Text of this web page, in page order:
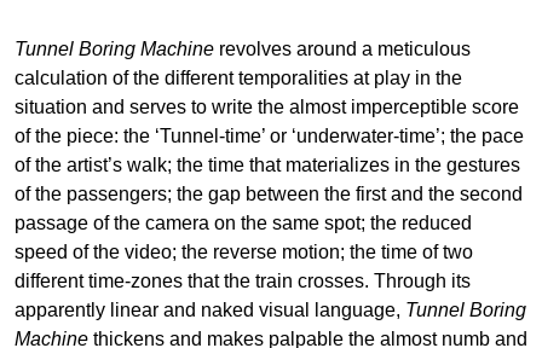
Tunnel Boring Machine revolves around a meticulous
calculation of the different temporalities at play in the
situation and serves to write the almost imperceptible score
of the piece: the ‘Tunnel-time’ or ‘underwater-time’; the pace
of the artist’s walk; the time that materializes in the gestures
of the passengers; the gap between the first and the second
passage of the camera on the same spot; the reduced
speed of the video; the reverse motion; the time of two
different time-zones that the train crosses. Through its
apparently linear and naked visual language, Tunnel Boring
Machine thickens and makes palpable the almost numb and